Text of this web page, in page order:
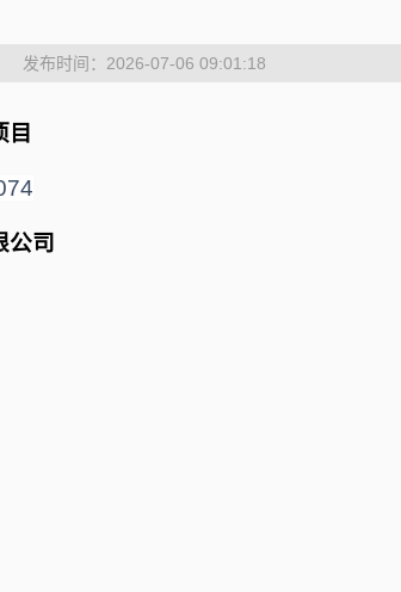
发布时间：2026-07-06 09:01:18
目
公司